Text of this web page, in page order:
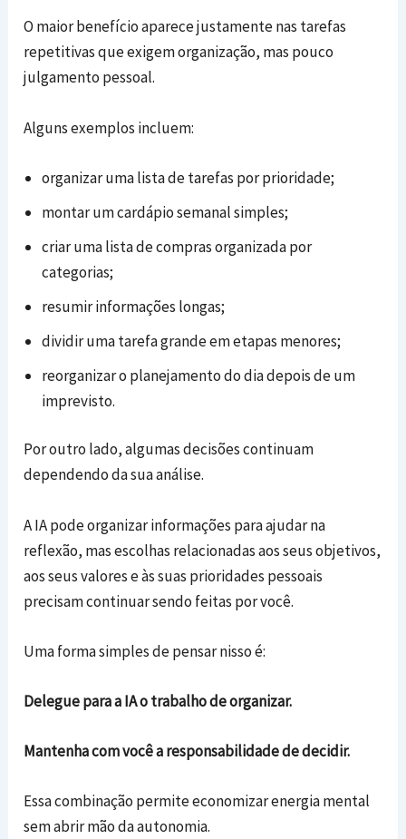
O maior benefício aparece justamente nas tarefas
repetitivas que exigem organização, mas pouco
julgamento pessoal.
Alguns exemplos incluem:
organizar uma lista de tarefas por prioridade;
montar um cardápio semanal simples;
criar uma lista de compras organizada por
categorias;
resumir informações longas;
dividir uma tarefa grande em etapas menores;
reorganizar o planejamento do dia depois de um
imprevisto.
Por outro lado, algumas decisões continuam
dependendo da sua análise.
A IA pode organizar informações para ajudar na
reflexão, mas escolhas relacionadas aos seus objetivos,
aos seus valores e às suas prioridades pessoais
precisam continuar sendo feitas por você.
Uma forma simples de pensar nisso é:
Delegue para a IA o trabalho de organizar.
Mantenha com você a responsabilidade de decidir.
Essa combinação permite economizar energia mental
sem abrir mão da autonomia.